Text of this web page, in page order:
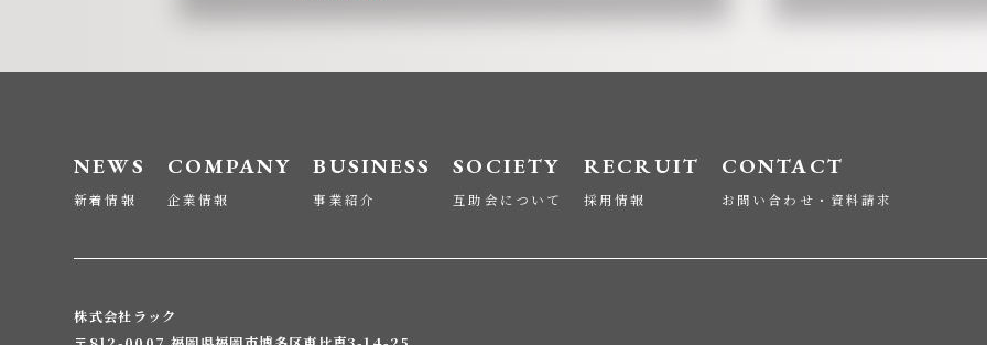
NEWS
新着情報
COMPANY
企業情報
BUSINESS
事業紹介
SOCIETY
互助会について
RECRUIT
採用情報
CONTACT
お問い合わせ・資料請求
株式会社ラック